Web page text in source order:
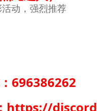
动，强烈推荐
696386262
https://